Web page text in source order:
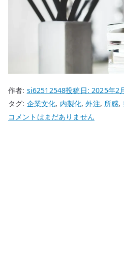
作者: si62512548投稿日:2025年2
タグ: 企業文化, 内製化,外注, 所感,
電
コメントはまだありません